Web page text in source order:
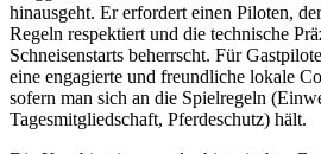
hinausgeht. Er erfordert einen Piloten,
Regeln respektiert und die technische
Schneisenstarts beherrscht. Für
eine engagierte und freundliche lokale
sofern man sich an die Spielregeln
Tagesmitgliedschaft, Pferdeschutz) hält.